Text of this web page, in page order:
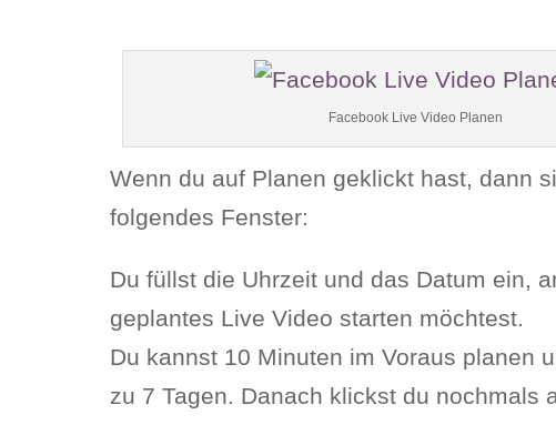
Facebook Live Video Planen
Wenn du auf Planen geklickt hast, dann
folgendes Fenster:
Du füllst die Uhrzeit und das Datum ein,
geplantes Live Video starten möchtest.
Du kannst 10 Minuten im Voraus planen
zu 7 Tagen. Danach klickst du nochmals